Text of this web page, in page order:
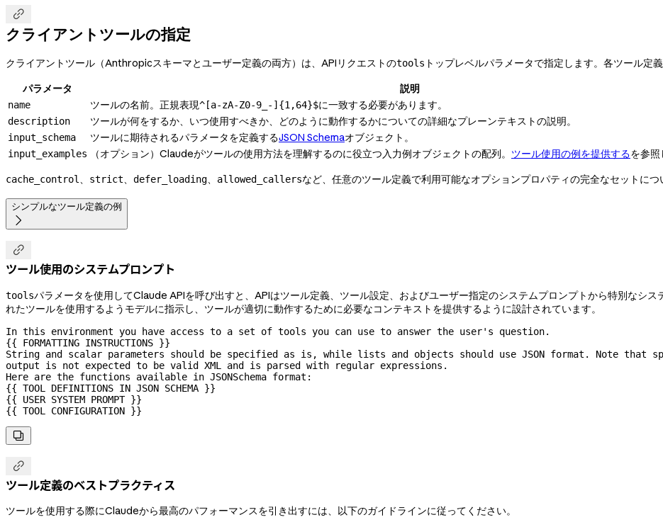

クライアントツールの指定
クライアントツール（Anthropicスキーマとユーザー定義の両方）は、APIリクエストのtools トップレベルパラメータで指定します。各ツール定
パラメータ
説明
name ツールの名前。正規表現^[a-zA-Z0-9_-]{1,64}$に一致する必要があります。
description ツールが何をするか、いつ使用すべきか、どのように動作するかについての詳細なプレーンテキストの説明。
input_schema ツールに期待されるパラメータを定義するJSON Schemaオブジェクト。
input_examples （オプション）Claudeがツールの使用方法を理解するのに役立つ入力例オブジェクトの配列。 ツール使用の例を提供するを参照
cache_control、 strict、 defer_loading、 allowed_callersなど、任意のツール定義で利用可能なオプションプロパティの完全なセットにつ
シンプルなツール定義の例


ツール使用のシステムプロンプト
toolsパラメータを使用してClaude APIを呼び出すと、APIはツール定義、ツール設定、およびユーザー指定のシステムプロンプトから特別なシ
れたツールを使用するようモデルに指示し、ツールが適切に動作するために必要なコンテキストを提供するように設計されています。
In this environment you have access to a set of tools you can use to answer the user's question.
{{ FORMATTING INSTRUCTIONS }}
String and scalar parameters should be specified as is, while lists and objects should use JSON format. Note that
output is not expected to be valid XML and is parsed with regular expressions.
Here are the functions available in JSONSchema format:
{{ TOOL DEFINITIONS IN JSON SCHEMA }}
{{ USER SYSTEM PROMPT }}
{{ TOOL CONFIGURATION }}


ツール定義のベストプラクティス
ツールを使用する際にClaudeから最高のパフォーマンスを引き出すには、以下のガイドラインに従ってください。